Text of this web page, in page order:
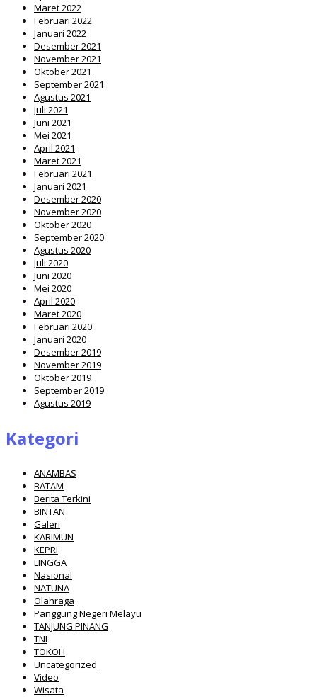
Maret 2022
Februari 2022
Januari 2022
Desember 2021
November 2021
Oktober 2021
September 2021
Agustus 2021
Juli 2021
Juni 2021
Mei 2021
April 2021
Maret 2021
Februari 2021
Januari 2021
Desember 2020
November 2020
Oktober 2020
September 2020
Agustus 2020
Juli 2020
Juni 2020
Mei 2020
April 2020
Maret 2020
Februari 2020
Januari 2020
Desember 2019
November 2019
Oktober 2019
September 2019
Agustus 2019
Kategori
ANAMBAS
BATAM
Berita Terkini
BINTAN
Galeri
KARIMUN
KEPRI
LINGGA
Nasional
NATUNA
Olahraga
Panggung Negeri Melayu
TANJUNG PINANG
TNI
TOKOH
Uncategorized
Video
Wisata